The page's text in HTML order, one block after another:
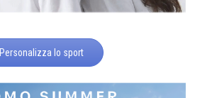
Personalizza lo sport